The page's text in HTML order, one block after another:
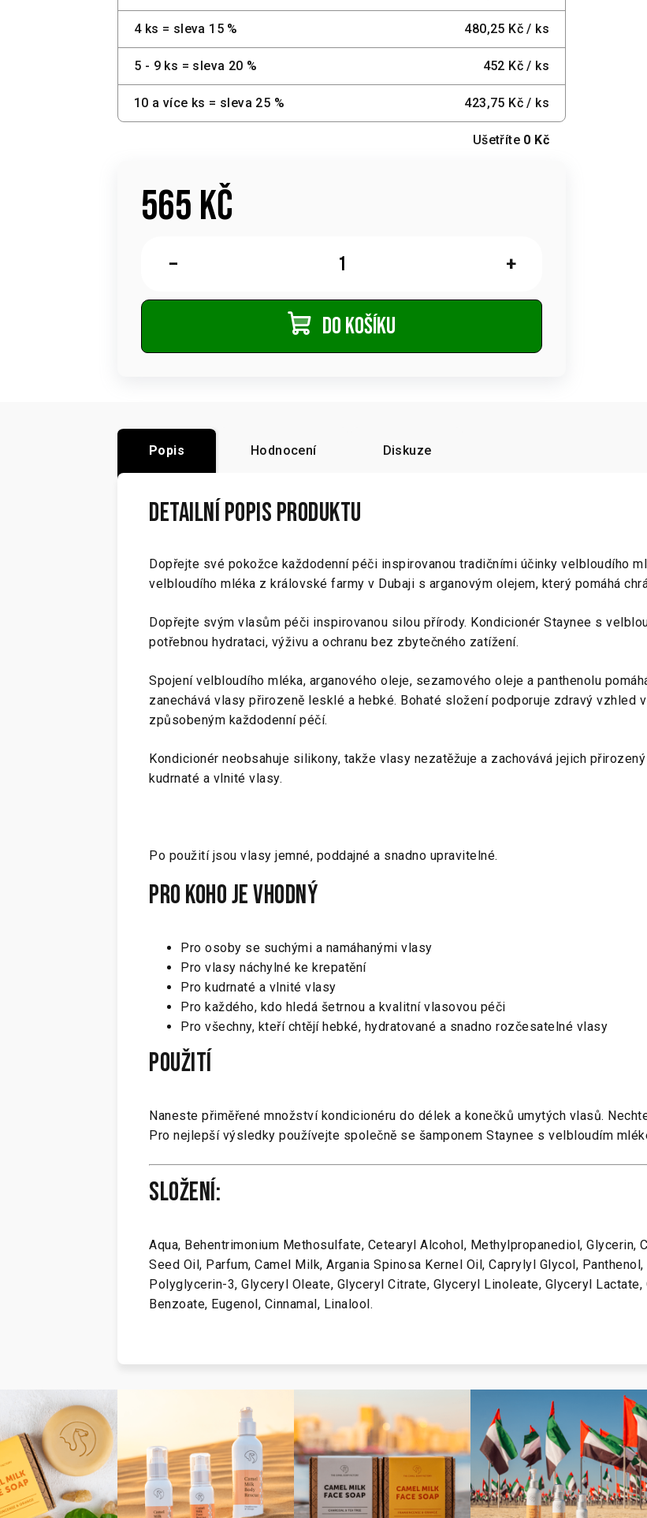
4 ks = sleva 15 % 480,25 Kč / ks
5 - 9 ks = sleva 20 % 452 Kč / ks
10 a více ks = sleva 25 % 423,75 Kč / ks
Ušetříte 0 Kč
565 Kč
+
−
Do košíku
Popis Hodnocení Diskuze
Detailní popis produktu
Dopřejte své pokožce každodenní péči inspirovanou tradičními účinky velbloudího
velbloudího mléka z královské farmy v Dubaji s arganovým olejem, který pomáhá
Dopřejte svým vlasům péči inspirovanou silou přírody. Kondicionér Staynee s
potřebnou hydrataci, výživu a ochranu bez zbytečného zatížení.
Spojení velbloudího mléka, arganového oleje, sezamového oleje a panthenolu
zanechává vlasy přirozeně lesklé a hebké. Bohaté složení podporuje zdravý vzhled
způsobeným každodenní péčí.
Kondicionér neobsahuje silikony, takže vlasy nezatěžuje a zachovává jejich
kudrnaté a vlnité vlasy.
Po použití jsou vlasy jemné, poddajné a snadno upravitelné.
Pro koho je vhodný
Pro osoby se suchými a namáhanými vlasy
Pro vlasy náchylné ke krepatění
Pro kudrnaté a vlnité vlasy
Pro každého, kdo hledá šetrnou a kvalitní vlasovou péči
Pro všechny, kteří chtějí hebké, hydratované a snadno rozčesatelné vlasy
Použití
Naneste přiměřené množství kondicionéru do délek a konečků umytých vlasů.
Pro nejlepší výsledky používejte společně se šamponem Staynee s velbloudím
Složení:
Aqua, Behentrimonium Methosulfate, Cetearyl Alcohol, Methylpropanediol, Glycerin,
Seed Oil, Parfum, Camel Milk, Argania Spinosa Kernel Oil, Caprylyl Glycol,
Polyglycerin-3, Glyceryl Oleate, Glyceryl Citrate, Glyceryl Linoleate, Glyceryl
Benzoate, Eugenol, Cinnamal, Linalool.